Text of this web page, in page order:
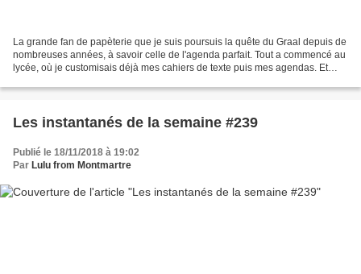
La grande fan de papèterie que je suis poursuis la quête du Graal depuis de
nombreuses années, à savoir celle de l'agenda parfait. Tout a commencé au
lycée, où je customisais déjà mes cahiers de texte puis mes agendas. Et
Les instantanés de la semaine #239
Publié le 18/11/2018 à 19:02
Par Lulu from Montmartre